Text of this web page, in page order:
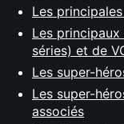
Les
Les
séries) et de
Les super-
Les super-
associés